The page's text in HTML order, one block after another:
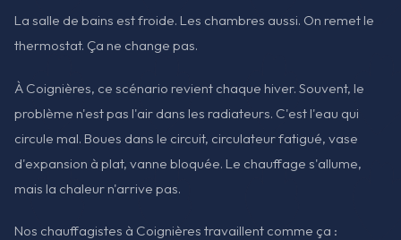
La salle de bains est froide. Les chambres aussi. On remet le
thermostat. Ça ne change pas.
À Coignières, ce scénario revient chaque hiver. Souvent, le
problème n'est pas l'air dans les radiateurs. C'est l'eau qui
circule mal. Boues dans le circuit, circulateur fatigué, vase
d'expansion à plat, vanne bloquée. Le chauffage s'allume,
mais la chaleur n'arrive pas.
Nos chauffagistes à Coignières travaillent comme ça :